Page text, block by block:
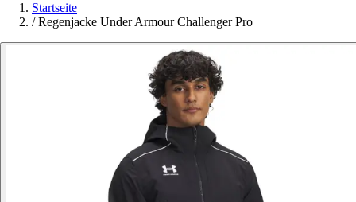
Startseite
/ Regenjacke Under Armour Challenger Pro